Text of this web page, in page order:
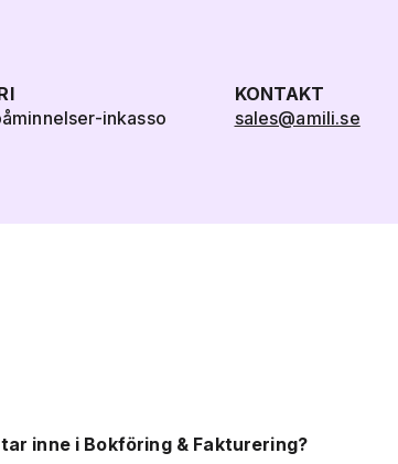
inkasso
KONTAKT
sales@amili.se
inne i Bokföring & Fakturering?